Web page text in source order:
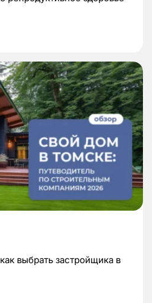
выбрать застройщика в